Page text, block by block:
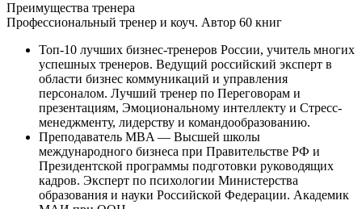
Преимущества тренера
Профессиональный тренер и коуч. Автор 60 книг
Топ-10 лучших бизнес-тренеров России, учитель многих
успешных тренеров. Ведущий российский эксперт в
области бизнес коммуникаций и управления
персоналом. Лучший тренер по Переговорам и
презентациям, Эмоциональному интеллекту и Стресс-
менеджменту, лидерству и командообразованию.
Преподаватель MBA — Высшей школы
международного бизнеса при Правительстве РФ и
Президентской программы подготовки руководящих
кадров. Эксперт по психологии Министерства
образования и науки Российской Федерации. Академик